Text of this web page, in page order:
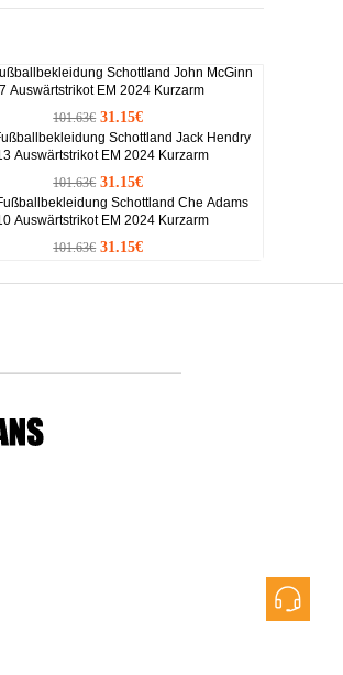
Schottland John McGinn
Auswärtstrikot EM 2024 Kurzarm
101.63€ 31.15€
Schottland Jack Hendry
Auswärtstrikot EM 2024 Kurzarm
101.63€ 31.15€
Schottland Che Adams
Auswärtstrikot EM 2024 Kurzarm
101.63€ 31.15€